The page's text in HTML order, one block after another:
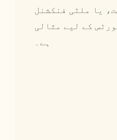
یا ملٹی فنکشنل
کے لیے مثالی
ہے۔